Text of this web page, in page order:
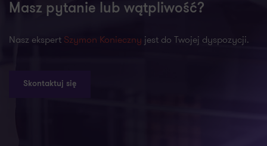
Masz pytanie lub wątpliwość?
Nasz ekspert Szymon Konieczny jest do Twojej dyspozycji.
Skontaktuj się